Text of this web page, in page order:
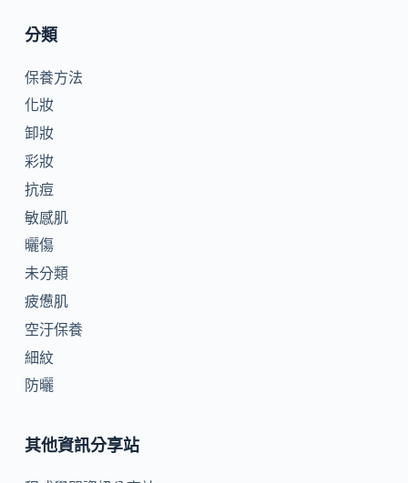
分類
保養方法
化妝
卸妝
彩妝
抗痘
敏感肌
曬傷
未分類
疲憊肌
空汙保養
細紋
防曬
其他資訊分享站